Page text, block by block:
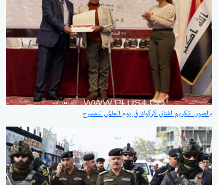
بالصور.. تكريم لفناني كركوك في يوم العالمي للمسرح